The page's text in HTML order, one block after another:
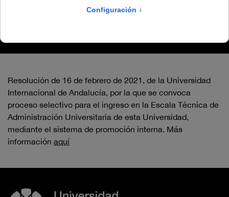
de escala técnica de
Resolución de 16 de febrero de 2021, de la Universidad
Internacional de Andalucía, por la que se convoca
proceso selectivo para el ingreso en la Escala Técnica de
Administración Universitaria de esta Universidad,
mediante el sistema de promoción interna. Más
información aquí